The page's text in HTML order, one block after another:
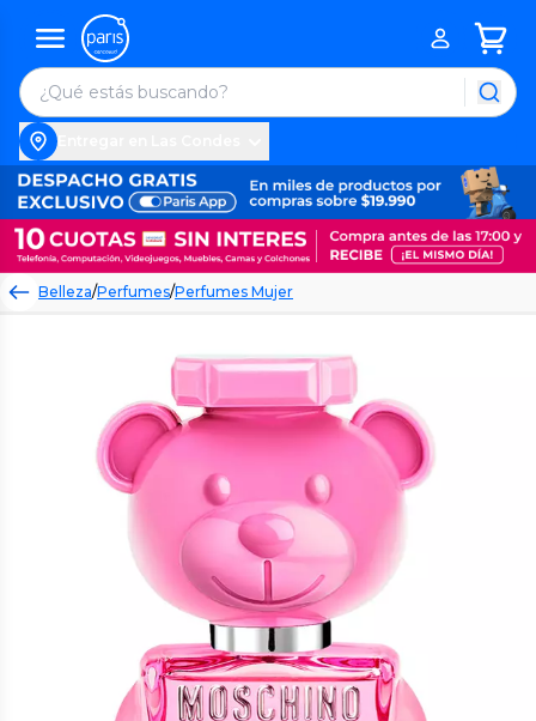
Belleza/Perfumes/Perfumes Mujer